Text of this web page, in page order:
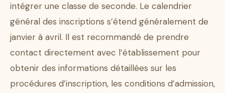
intégrer une classe de seconde. Le calendrier
général des inscriptions s’étend généralement de
janvier à avril. Il est recommandé de prendre
contact directement avec l’établissement pour
obtenir des informations détaillées sur les
procédures d’inscription, les conditions d’admission,